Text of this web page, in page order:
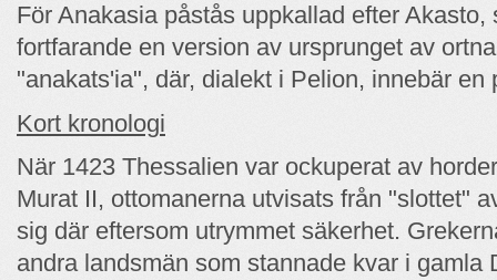
För Anakasia påstås uppkallad efter
fortfarande en version av ursprunget av
"anakats'ia", där, dialekt i Pelion, innebär en
Kort kronologi
När 1423 Thessalien var ockuperat av
Murat II, ottomanerna utvisats från "slottet"
sig där eftersom utrymmet säkerhet.
andra landsmän som stannade kvar i gamla